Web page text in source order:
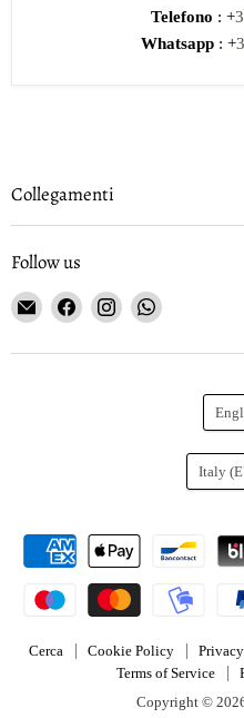
Telefono : +
Whatsapp : +
Collegamenti
Follow us
Email
Gioielleria
Curnis
Find
on
Find
on
Find
on
Cerca Cookie Policy
Terms of Service
Copyright ©
Italy